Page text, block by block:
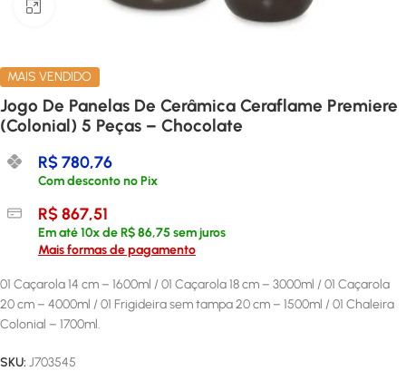
Clique para ampliar
MAIS VENDIDO
Jogo De Panelas De Cerâmica Ceraflame Premiere
(Colonial) 5 Peças – Chocolate
R$780,76
Com desconto no Pix
R$867,51
Em até10x deR$86,75sem juros
Mais formas de pagamento
01 Caçarola 14 cm – 1600ml / 01 Caçarola 18 cm – 3000ml / 01 Caçarola
20 cm – 4000ml / 01 Frigideira sem tampa 20 cm – 1500ml / 01 Chaleira
Colonial – 1700ml.
SKU: J703545